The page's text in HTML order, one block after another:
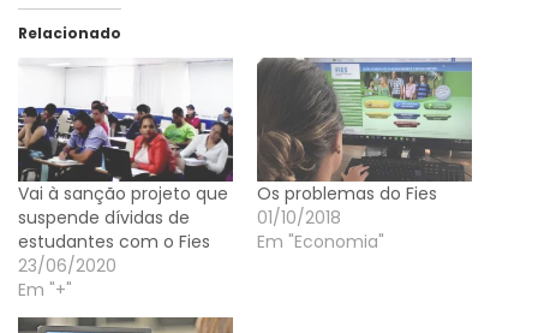
Relacionado
Vai à sanção projeto que
suspende dívidas de
estudantes com o Fies
23/06/2020
Em "+"
Os problemas do Fies
01/10/2018
Em "Economia"